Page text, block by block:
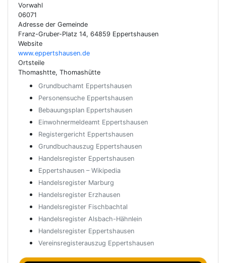
Vorwahl
06071
Adresse der Gemeinde
Franz-Gruber-Platz 14, 64859 Eppertshausen
Website
www.eppertshausen.de
Ortsteile
Thomashtte, Thomashütte
Grundbuchamt Eppertshausen
Personensuche Eppertshausen
Bebauungsplan Eppertshausen
Einwohnermeldeamt Eppertshausen
Registergericht Eppertshausen
Grundbuchauszug Eppertshausen
Handelsregister Eppertshausen
Eppertshausen – Wikipedia
Handelsregister Marburg
Handelsregister Erzhausen
Handelsregister Fischbachtal
Handelsregister Alsbach-Hähnlein
Handelsregister Eppertshausen
Vereinsregisterauszug Eppertshausen